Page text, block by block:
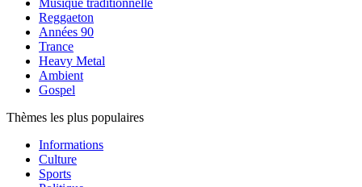
Musique traditionnelle
Reggaeton
Années 90
Trance
Heavy Metal
Ambient
Gospel
Thèmes les plus populaires
Informations
Culture
Sports